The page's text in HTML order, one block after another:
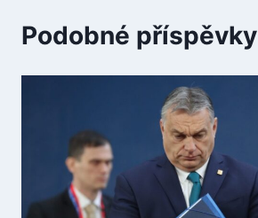
Podobné příspěvky